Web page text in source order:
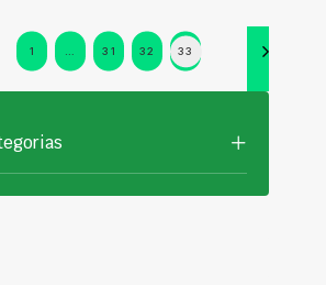
1 31 32 33